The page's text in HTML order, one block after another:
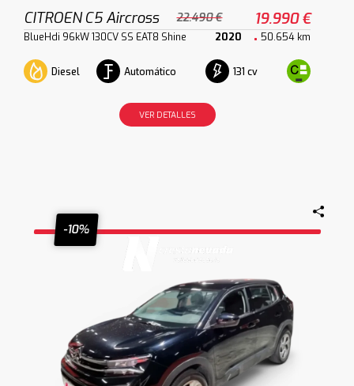
CITROEN C5 Aircross 22.490 € 19.990 €
BlueHdi 96kW 130CV SS EAT8 Shine 2020 50.654 km
Diesel Automático 131 cv
VER DETALLES
-10%